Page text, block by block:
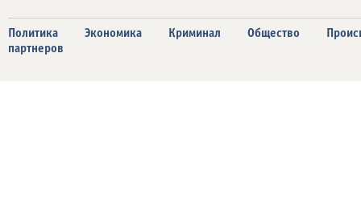
Политика Экономика Криминал Общество
партнеров